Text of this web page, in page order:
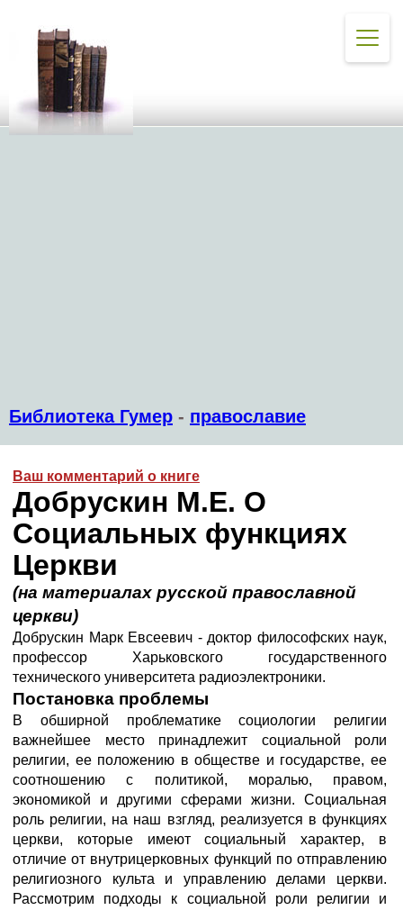
Библиотека Гумер - православие
Ваш комментарий о книге
Добрускин М.Е. О
Социальных функциях
Церкви
(на материалах русской православной
церкви)
Добрускин Марк Евсеевич - доктор философских наук,
профессор Харьковского государственного
технического университета радиоэлектроники.
Постановка проблемы
В обширной проблематике социологии религии
важнейшее место принадлежит социальной роли
религии, ее положению в обществе и государстве, ее
соотношению с политикой, моралью, правом,
экономикой и другими сферами жизни. Социальная
роль религии, на наш взгляд, реализуется в функциях
церкви, которые имеют социальный характер, в
отличие от внутрицерковных функций по отправлению
религиозного культа и управлению делами церкви.
Рассмотрим подходы к социальной роли религии и